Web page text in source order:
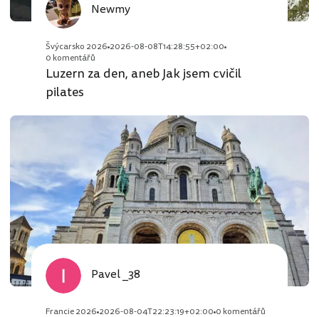
Newmy
Švýcarsko 2026 2026-08-08T14:28:55+02:00
0 komentářů
Luzern za den, aneb Jak jsem cvičil
pilates
Pavel _38
Francie 2026 2026-08-04T22:23:19+02:00 0 komentářů